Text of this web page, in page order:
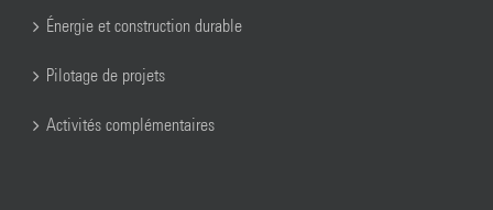
Énergie et construction durable
Pilotage de projets
Activités complémentaires